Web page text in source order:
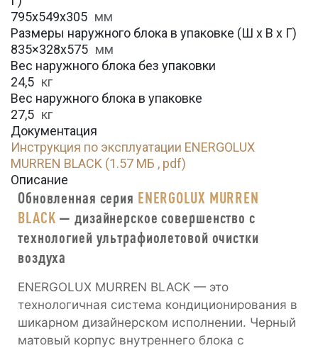
795х549х305 мм
Размеры наружного блока в упаковке (Ш х В х Г)
835×328х575 мм
Вес наружного блока без упаковки
24,5 кг
Вес наружного блока в упаковке
27,5 кг
Документация
Инструкция по эксплуатации ENERGOLUX
MURREN BLACK (1.57 МБ , pdf)
Описание
Обновленная серия ENERGOLUX MURREN
BLACK — дизайнерское совершенство с
технологией ультрафиолетовой очистки
воздуха
ENERGOLUX MURREN BLACK — это
технологичная система кондиционирования в
шикарном дизайнерском исполнении. Черный
матовый корпус внутреннего блока с